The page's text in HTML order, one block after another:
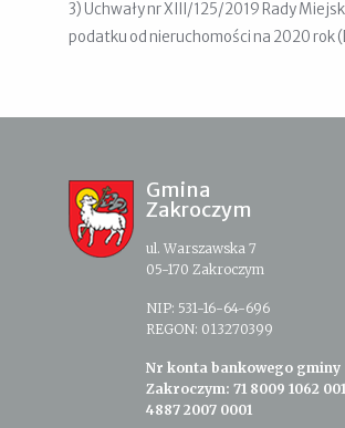
3) Uchwały nr XIII/125/2019 Rady
podatku od nieruchomości na 2020 rok
Gmina
Zakroczym
ul. Warszawska 7
05-170 Zakroczym
NIP: 531-16-64-696
REGON: 013270399
Nr konta bankowego gminy
Zakroczym: 71 8009 1062
4887 2007 0001